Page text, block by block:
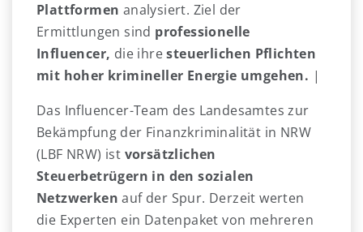
Plattformen analysiert. Ziel der
Ermittlungen sind professionelle
Influencer, die ihresteuerlichen Pflichten
mit hoher krimineller Energie umgehen. |
Das Influencer-Team des Landesamtes zur
Bekämpfung der Finanzkriminalität in NRW
(LBF NRW) ist vorsätzlichen
Steuerbetrügern in den sozialen
Netzwerken auf der Spur. Derzeit werten
die Experten ein Datenpaket von mehreren